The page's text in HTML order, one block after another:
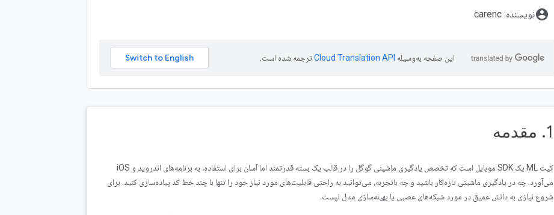
account_circleنویسنده: carenc
این صفحه به‌وسیله ترجمه شده است.
1. مقدمه
کیت ML یک SDK موبایل است که تخصص یادگیری ماشینی گوگل را در قالب یک بسته قدرتمند اما آسان برای استفاده، به برنامه‌های اندروید و iOS
می‌آورد. چه در یادگیری ماشینی تازه‌کار باشید و چه باتجربه، می‌توانید به راحتی قابلیت‌های مورد نیاز خود را تنها با چند خط کد پیاده‌سازی کنید. برای
شروع نیازی به دانش عمیق در مورد شبکه‌های عصبی یا بهینه‌سازی مدل نیست.